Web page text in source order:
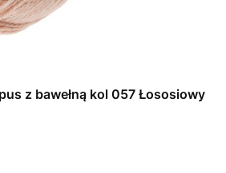
z bawełną kol 057 Łososiowy